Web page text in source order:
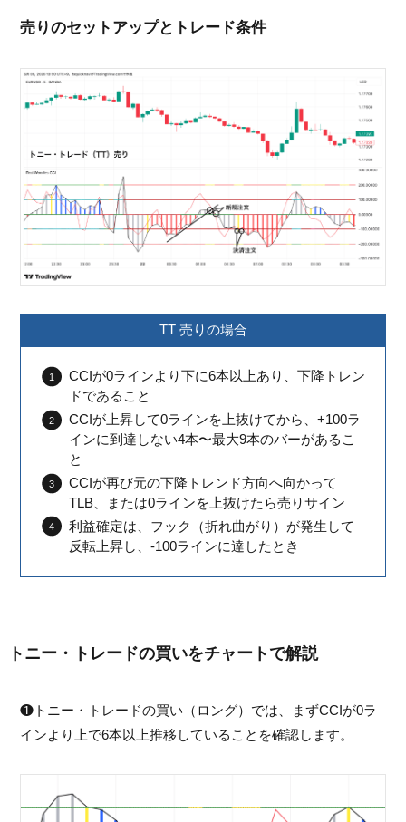
売りのセットアップとトレード条件
TT 売りの場合
CCIが0ラインより下に6本以上あり、下降トレン
ドであること
CCIが上昇して0ラインを上抜けてから、+100ラ
インに到達しない4本〜最大9本のバーがあるこ
と
CCIが再び元の下降トレンド方向へ向かって
TLB、または0ラインを上抜けたら売りサイン
利益確定は、フック（折れ曲がり）が発生して
反転上昇し、-100ラインに達したとき
トニー・トレードの買いをチャートで解説
❶トニー・トレードの買い（ロング）では、まずCCIが0ラ
インより上で6本以上推移していることを確認します。